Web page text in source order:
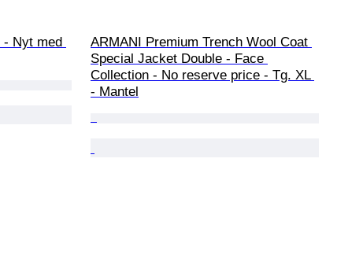
Nyt med
ARMANI Premium Trench Wool Coat
Special Jacket Double - Face
Collection - No reserve price - Tg. XL
- Mantel